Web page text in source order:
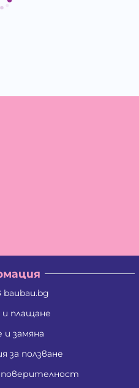
baubau.bg
плащане
замяна
за ползване